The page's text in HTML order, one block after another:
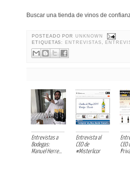
Buscar una tienda de vinos de
POSTEADO PORUNKNOWN
ETIQUETAS: ENTREVISTAS,
Entrevistas a
Bodegas:
Manuel Herre...
Entrevista al
CEO de
#Misterlicor